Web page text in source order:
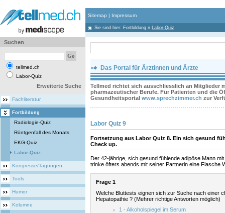
Sitemap | Impressum
Sie sind hier: Fortbildung » Labor-Quiz
Suchen
tellmed.ch
Labor-Quiz
Erweiterte Suche
Fachliteratur
Fortbildung
Radiologie-Quiz
Röntgenfall des Monats
EKG-Quiz
Labor-Quiz
Kongresse/Tagungen
Tools
Humor
Kolumne
Das Portal für Ärztinnen und Ärzte
Tellmed richtet sich ausschliesslich an Mitglieder
pharmazeutischer Berufe. Für Patienten und die
Gesundheitsportal www.sprechzimmer.ch zur
Labor Quiz 9
Fortsetzung aus Labor Quiz 8. Ein sich gesund
Check up.
Der 42-jährige, sich gesund fühlende adipöse Mann
trinke öfters abends mit seiner Partnerin eine Flasche
Frage 1
Welche Bluttests eignen sich zur Suche nach einer
Hepatopathie ? (Mehrer richtige Antworten möglich)
1 - Alkoholspiegel im Serum